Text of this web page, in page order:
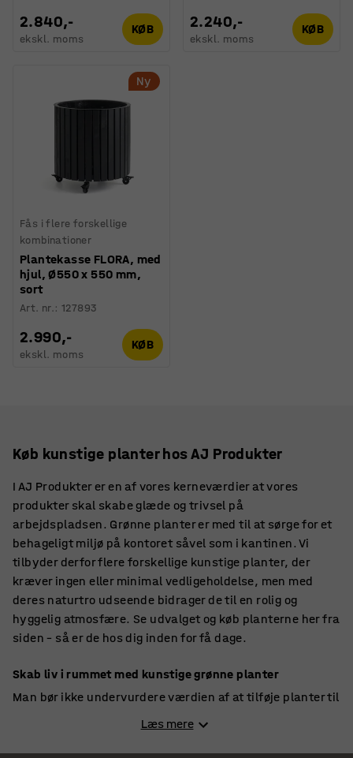
2.840,-
ekskl. moms
KØB 2.240,-
ekskl. moms
KØB
Ny
Fås i flere forskellige
kombinationer
Plantekasse FLORA, med
hjul, Ø550 x 550 mm,
sort
Art. nr.:127893
2.990,-
ekskl. moms
KØB
Køb kunstige planter hos AJ Produkter
I AJ Produkter er en af vores kerneværdier at vores
produkter skal skabe glæde og trivsel på
arbejdspladsen. Grønne planter er med til at sørge for et
behageligt miljø på kontoret såvel som i kantinen. Vi
tilbyder derfor flere forskellige kunstige planter, der
kræver ingen eller minimal vedligeholdelse, men med
deres naturtro udseende bidrager de til en rolig og
hyggelig atmosfære. Se udvalget og køb planterne her fra
siden – så er de hos dig inden for få dage.
Skab liv i rummet med kunstige grønne planter
Man bør ikke undervurdere værdien af at tilføje planter til
kunstige, kan de sagtens skabe liv i rummet og gøre det
meget mere hyggeligt at være på arbejde. At omgive os
Læs mere